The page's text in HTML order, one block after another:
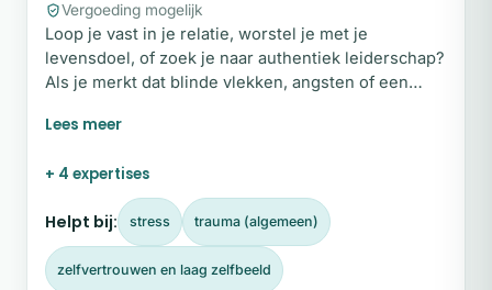
Vergoeding mogelijk
Loop je vast in je relatie, worstel je met je
levensdoel, of zoek je naar authentiek leiderschap?
Als je merkt dat blinde vlekken, angsten of een
ben je hier aan het juiste adres. Ik help je de
zodat er weer inzicht, harmonie en levensvreugde
ontstaat. Ben je klaar voor de volgende stap?
+ 4 expertises
Helpt bij: stress trauma (algemeen)
zelfvertrouwen en laag zelfbeeld